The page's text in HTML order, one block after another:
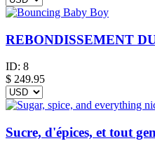
REBONDISSEMENT
ID: 8
$ 249.95
Sucre, d'épices, et tout